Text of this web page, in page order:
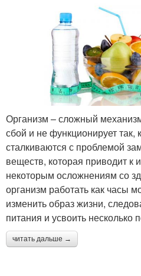
Организм – сложный
сбой и не функционирует
сталкиваются с проблемой
веществ, которая приводит к
некоторым осложнениям со
организм работать как часы
изменить образ жизни,
питания и усвоить несколько
читать дальше →